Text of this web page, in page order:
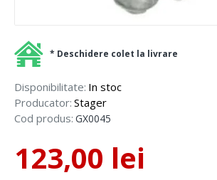
Disponibilitate: In stoc
Producator: Stager
Cod produs: GX0045
123,00 lei
* Deschidere colet la livrare